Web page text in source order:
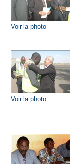
Voir la photo
Voir la photo